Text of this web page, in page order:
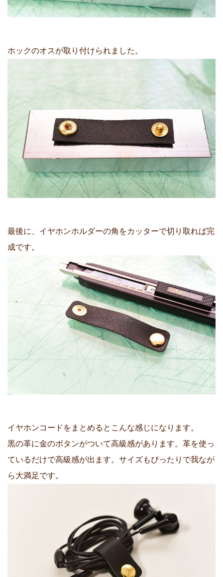
ホックのオスが取り付けられました。
最後に、イヤホンホルダーの角をカッターで切り取れば完
成です。
イヤホンコードをまとめるとこんな感じになります。
黒の革に金のボタンがついて高級感があります。革を使っ
ているだけで高級感が出ます。サイズもぴったりで我なが
ら大満足です。